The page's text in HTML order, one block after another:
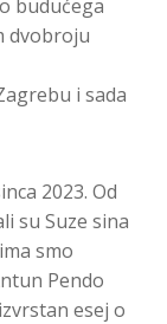
budućega
dvobroju
i sada
2023. Od
su Suze sina
smo
Pendo
esej o